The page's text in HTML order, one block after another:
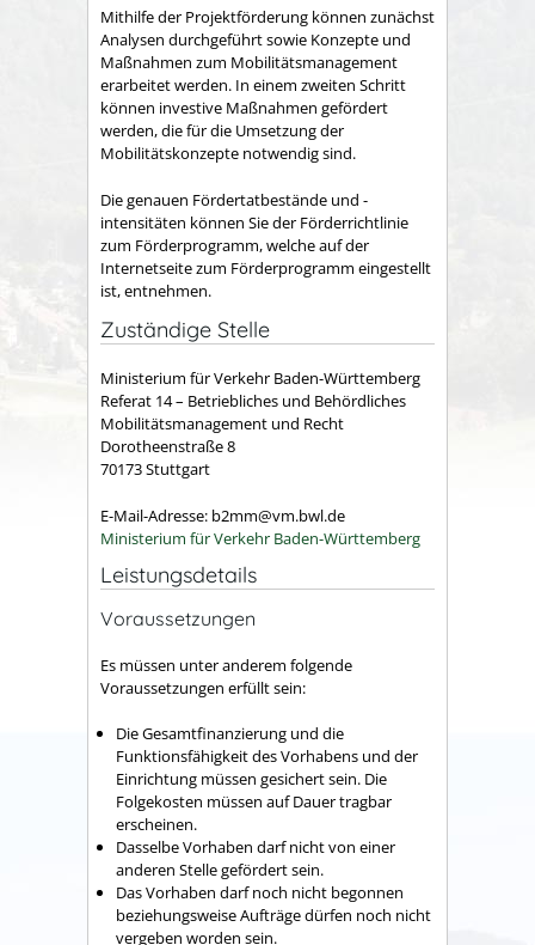
Mithilfe der Projektförderung können zunächst
Analysen durchgeführt sowie Konzepte und
Maßnahmen zum Mobilitätsmanagement
erarbeitet werden. In einem zweiten Schritt
können investive Maßnahmen gefördert
werden, die für die Umsetzung der
Mobilitätskonzepte notwendig sind.
Die genauen Fördertatbestände und -
intensitäten können Sie der Förderrichtlinie
zum Förderprogramm, welche auf der
Internetseite zum Förderprogramm eingestellt
ist, entnehmen.
Zuständige Stelle
Ministerium für Verkehr Baden-Württemberg
Referat 14 – Betriebliches und Behördliches
Mobilitätsmanagement und Recht
Dorotheenstraße 8
70173 Stuttgart
E-Mail-Adresse: b2mm@vm.bwl.de
Ministerium für Verkehr Baden-Württemberg
Leistungsdetails
Voraussetzungen
Es müssen unter anderem folgende
Voraussetzungen erfüllt sein:
Die Gesamtfinanzierung und die
Funktionsfähigkeit des Vorhabens und der
Einrichtung müssen gesichert sein. Die
Folgekosten müssen auf Dauer tragbar
erscheinen.
Dasselbe Vorhaben darf nicht von einer
anderen Stelle gefördert sein.
Das Vorhaben darf noch nicht begonnen
beziehungsweise Aufträge dürfen noch nicht
vergeben worden sein.